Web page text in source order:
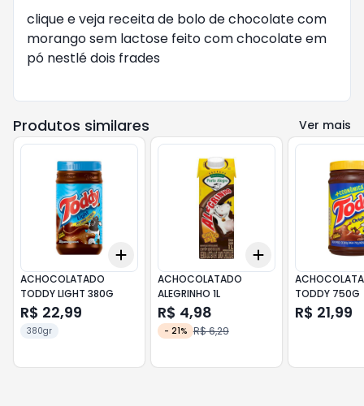
clique e veja receita de bolo de chocolate com
morango sem lactose feito com chocolate em
pó nestlé dois frades
Produtos similares Ver mais
10
Add
ACHOCOLATADO
TODDY LIGHT 380G
R$ 22,99
380gr
+10
Add
ACHOCOLATADO
ALEGRINHO 1L
R$ 4,98
- 21% R$ 6,29
TODDY 750G
R$ 21,99